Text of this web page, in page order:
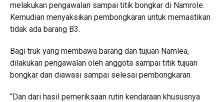
melakukan pengawalan sampai titik bongkar di Namrole.
Kemudian menyaksikan pembongkaran untuk memastikan
tidak ada barang B3.
Bagi truk yang membawa barang dan tujuan Namlea,
dilakukan pengawalan oleh anggota sampai titik tujuan
bongkar dan diawasi sampai selesai pembongkaran.
“Dan dari hasil pemeriksaan rutin kendaraan khususnya